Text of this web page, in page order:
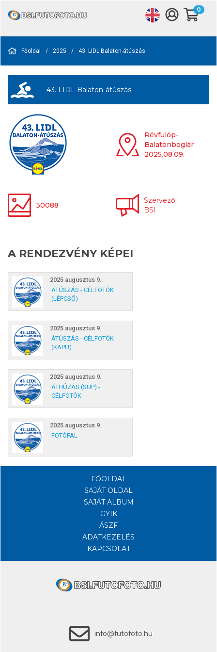
0
Főoldal / 2025 / 43. LIDL Balaton-átúszás
43. LIDL Balaton-átúszás
Révfülöp-
Balatonboglár
2025.08.09.
30088
Szervező:
BSI
A RENDEZVÉNY KÉPEI
2025 augusztus 9.
ÁTÚSZÁS - CÉLFOTÓK
(LÉPCSŐ)
2025 augusztus 9.
ÁTÚSZÁS - CÉLFOTÓK
(KAPU)
2025 augusztus 9.
ÁTHÚZÁS (SUP) -
CÉLFOTÓK
2025 augusztus 9.
FOTÓFAL
FŐOLDAL
SAJÁT OLDAL
SAJÁT ALBUM
GYIK
ÁSZF
ADATKEZELÉS
KAPCSOLAT
info@futofoto.hu